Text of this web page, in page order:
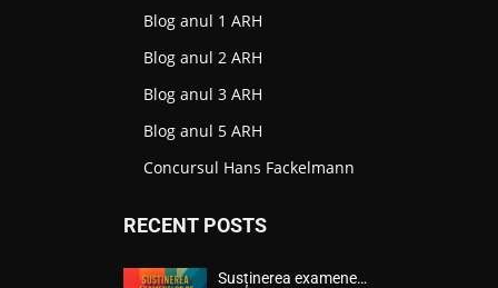
Blog anul 1 ARH
Blog anul 2 ARH
Blog anul 3 ARH
Blog anul 5 ARH
Concursul Hans Fackelmann
RECENT POSTS
Susținerea examene…